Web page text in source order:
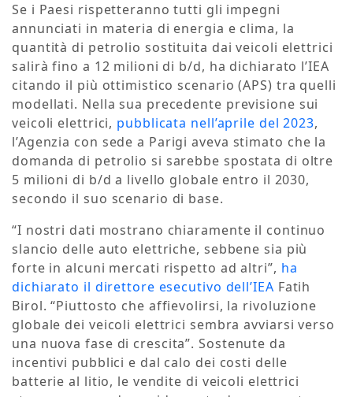
Se i Paesi rispetteranno tutti gli impegni
annunciati in materia di energia e clima, la
quantità di petrolio sostituita dai veicoli elettrici
salirà fino a 12 milioni di b/d, ha dichiarato l’IEA
citando il più ottimistico scenario (APS) tra quelli
modellati. Nella sua precedente previsione sui
veicoli elettrici, pubblicata nell’aprile del 2023,
l’Agenzia con sede a Parigi aveva stimato che la
domanda di petrolio si sarebbe spostata di oltre
5 milioni di b/d a livello globale entro il 2030,
secondo il suo scenario di base.
“I nostri dati mostrano chiaramente il continuo
slancio delle auto elettriche, sebbene sia più
forte in alcuni mercati rispetto ad altri”, ha
dichiarato il direttore esecutivo dell’IEA Fatih
Birol. “Piuttosto che affievolirsi, la rivoluzione
globale dei veicoli elettrici sembra avviarsi verso
una nuova fase di crescita”. Sostenute da
incentivi pubblici e dal calo dei costi delle
batterie al litio, le vendite di veicoli elettrici